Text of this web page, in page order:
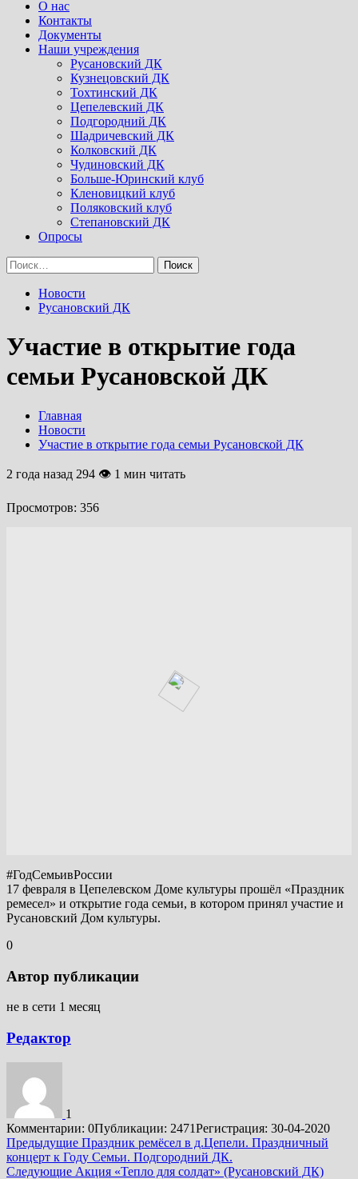
Menu
О нас
Контакты
Документы
Наши учреждения
Русановский ДК
Кузнецовский ДК
Тохтинский ДК
Цепелевский ДК
Подгородний ДК
Шадричевский ДК
Колковский ДК
Чудиновский ДК
Больше-Юринский клуб
Кленовицкий клуб
Поляковский клуб
Степановский ДК
Опросы
Найти:
Новости
Русановский ДК
Участие в открытие года
семьи Русановской ДК
Главная
Новости
Участие в открытие года семьи Русановской ДК
2 года назад 294 👁 1 мин читать
Просмотров: 356
#ГодСемьивРоссии
17 февраля в Цепелевском Доме культуры прошёл «Праздник
ремесел» и открытие года семьи, в котором принял участие и
Русановский Дом культуры.
0
Автор публикации
не в сети 1 месяц
Редактор
1
Комментарии: 0Публикации: 2471Регистрация: 30-04-2020
Подробнее
Предыдущие Праздник ремёсел в д.Цепели. Праздничный
концерт к Году Семьи. Подгородний ДК.
Следующие Акция «Тепло для солдат» (Русановский ДК)